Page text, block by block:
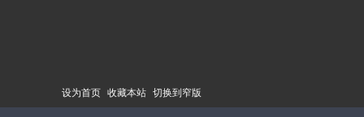
设为首页 收藏本站 切换到窄版